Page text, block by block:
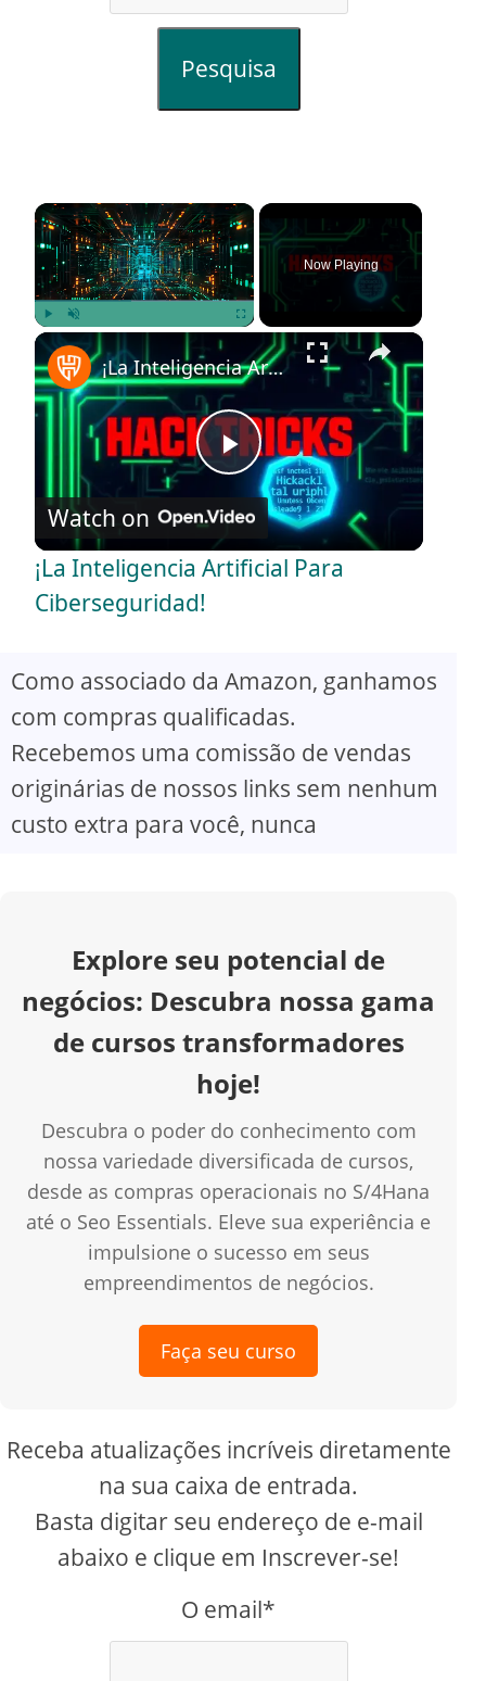
Pesquisa
×
Play Unmute Fullscreen
Now Playing
×
P
l
y
V
i
o
¡La Inteligencia Artificial Para Ciberseguridad!
Watch on
¡La Inteligencia Artificial Para
Ciberseguridad!
Como associado da Amazon, ganhamos
com compras qualificadas.
Recebemos uma comissão de vendas
originárias de nossos links sem nenhum
custo extra para você, nunca
Explore seu potencial de
negócios: Descubra nossa gama
de cursos transformadores
hoje!
Descubra o poder do conhecimento com
nossa variedade diversificada de cursos,
desde as compras operacionais no S/4Hana
até o Seo Essentials. Eleve sua experiência e
impulsione o sucesso em seus
empreendimentos de negócios.
Faça seu curso
Receba atualizações incríveis diretamente
na sua caixa de entrada.
Basta digitar seu endereço de e-mail
abaixo e clique em Inscrever-se!
O email*